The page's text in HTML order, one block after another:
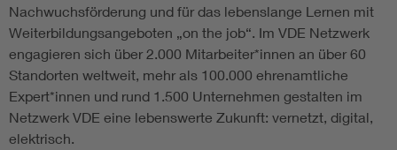
Nachwuchsförderung und für das lebenslange Lernen mit
Weiterbildungsangeboten „on the job“. Im VDE Netzwerk
engagieren sich über 2.000 Mitarbeiter*innen an über 60
Standorten weltweit, mehr als 100.000 ehrenamtliche
Expert*innen und rund 1.500 Unternehmen gestalten im
Netzwerk VDE eine lebenswerte Zukunft: vernetzt, digital,
elektrisch.